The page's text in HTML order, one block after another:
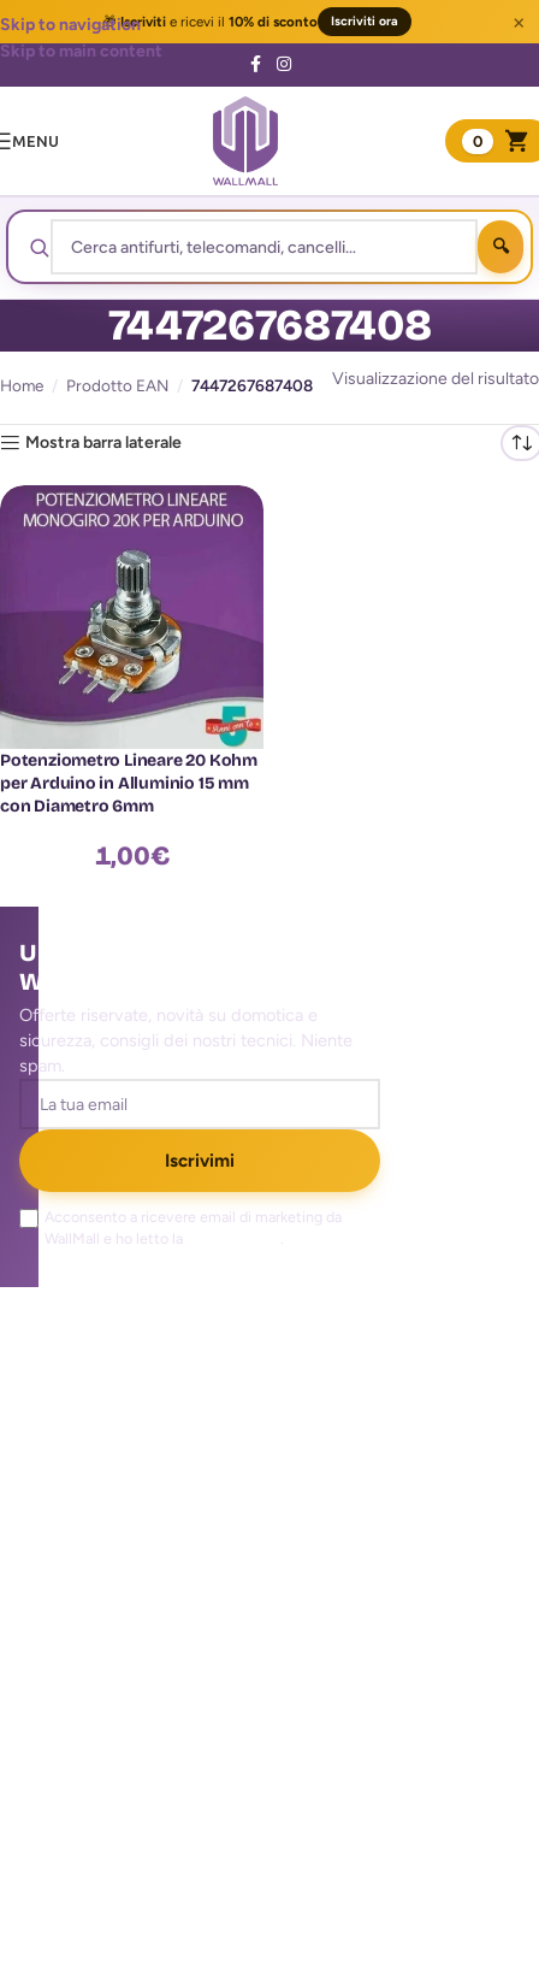
🎁Iscrivitie ricevi il 10% di sconto Iscriviti ora ×
Skip to navigation
Skip to main content
MENU 0
7447267687408
Home / Prodotto EAN / 7447267687408 Visualizzazione del risultato
Mostra barra laterale
Potenziometro Lineare 20 Kohm
per Arduino in Alluminio 15 mm
con Diametro 6mm
1,00€
Unisciti alla community
WallMall
Offerte riservate, novità su domotica e
sicurezza, consigli dei nostri tecnici. Niente
spam.
Iscrivimi
Acconsento a ricevere email di marketing da
WallMall e ho letto la
.